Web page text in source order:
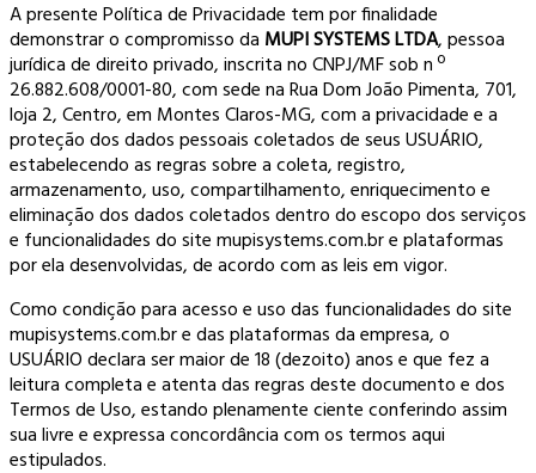
A presente Política de Privacidade tem por finalidade
demonstrar o compromisso da MUPI SYSTEMS LTDA, pessoa
jurídica de direito privado, inscrita no CNPJ/MF sob n º
26.882.608/0001-80, com sede na Rua Dom João Pimenta, 701,
loja 2, Centro, em Montes Claros-MG, com a privacidade e a
proteção dos dados pessoais coletados de seus USUÁRIO,
estabelecendo as regras sobre a coleta, registro,
armazenamento, uso, compartilhamento, enriquecimento e
eliminação dos dados coletados dentro do escopo dos serviços
e funcionalidades do site mupisystems.com.br e plataformas
por ela desenvolvidas, de acordo com as leis em vigor.
Como condição para acesso e uso das funcionalidades do site
mupisystems.com.br e das plataformas da empresa, o
USUÁRIO declara ser maior de 18 (dezoito) anos e que fez a
leitura completa e atenta das regras deste documento e dos
Termos de Uso, estando plenamente ciente conferindo assim
sua livre e expressa concordância com os termos aqui
estipulados.